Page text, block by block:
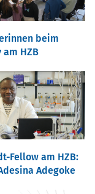
beim
am HZB
Fellow am HZB:
Adegoke